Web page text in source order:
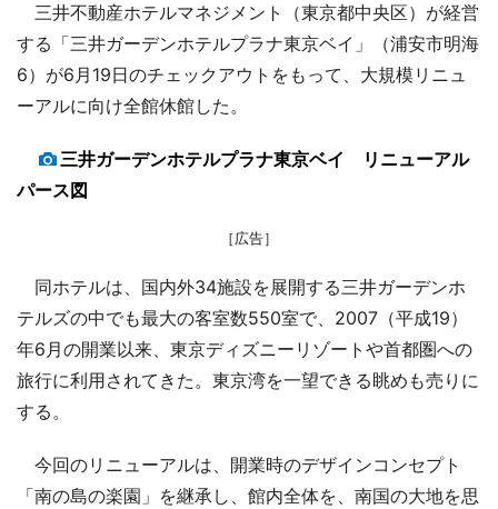
三井不動産ホテルマネジメント（東京都中央区）が経営
する「三井ガーデンホテルプラナ東京ベイ」（浦安市明海
6）が6月19日のチェックアウトをもって、大規模リニュ
ーアルに向け全館休館した。
三井ガーデンホテルプラナ東京ベイ リニューアル
パース図
［広告］
同ホテルは、国内外34施設を展開する三井ガーデンホ
テルズの中でも最大の客室数550室で、2007（平成19）
年6月の開業以来、東京ディズニーリゾートや首都圏への
旅行に利用されてきた。東京湾を一望できる眺めも売りに
する。
今回のリニューアルは、開業時のデザインコンセプト
「南の島の楽園」を継承し、館内全体を、南国の大地を思